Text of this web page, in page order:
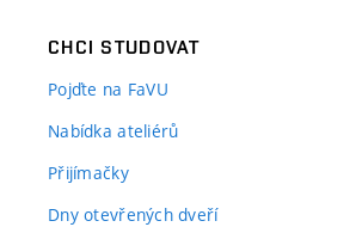
CHCI STUDOVAT
Pojďte na FaVU
Nabídka ateliérů
Přijímačky
Dny otevřených dveří